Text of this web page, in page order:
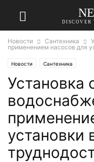
DISCOVER
Новости Сантехника
применением насосов для
Новости Сантехника
Установка
установки